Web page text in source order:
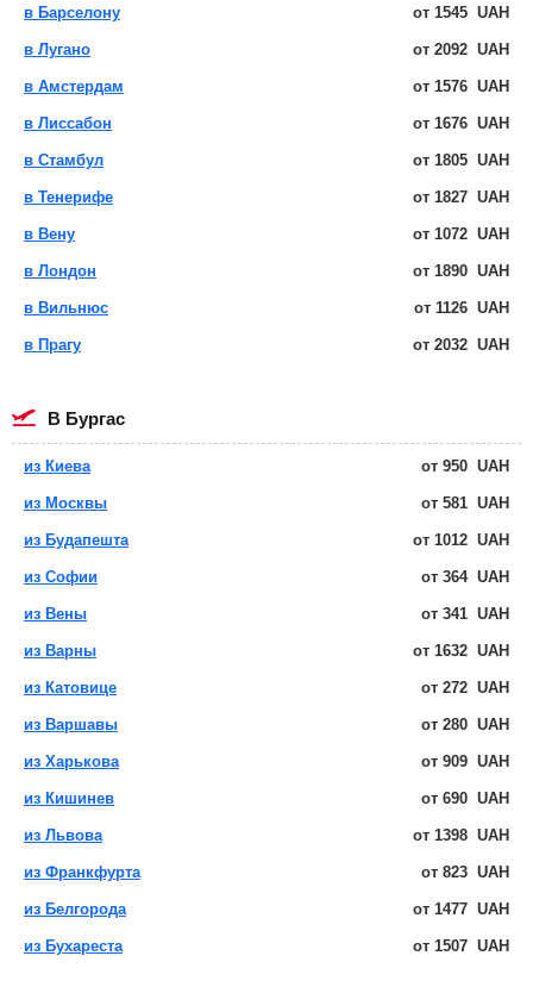
в Барселону от 1545 UAH
в Лугано от 2092 UAH
в Амстердам от 1576 UAH
в Лиссабон от 1676 UAH
в Стамбул от 1805 UAH
в Тенерифе от 1827 UAH
в Вену от 1072 UAH
в Лондон от 1890 UAH
в Вильнюс от 1126 UAH
в Прагу от 2032 UAH
в Бургас
из Киева от 950 UAH
из Москвы от 581 UAH
из Будапешта от 1012 UAH
из Софии от 364 UAH
из Вены от 341 UAH
из Варны от 1632 UAH
из Катовице от 272 UAH
из Варшавы от 280 UAH
из Харькова от 909 UAH
из Кишинев от 690 UAH
из Львова от 1398 UAH
из Франкфурта от 823 UAH
из Белгорода от 1477 UAH
из Бухареста от 1507 UAH